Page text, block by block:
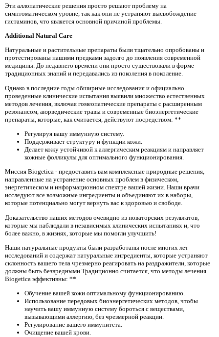
Эти аллопатические решения просто решают проблему на
симптоматическом уровне, так как они не устраняют высвобождение
гистаминов, что является основной причиной проблемы.
Additional Natural Care
Натуральные и растительные препараты были тщательно опробованы и
протестированы нашими предками задолго до появления современной
медицины. До недавнего времени они просто существовали в форме
традиционных знаний и передавались из поколения в поколение.
Однако в последние годы обширные исследования и официально
проведенные клинические испытания выявили множество естественных
методов лечения, включая гомеопатические препараты с расширенным
резонансом, аюрведические травы и современные биоэнергетические
препараты, которые, как считается, действуют посредством: **
Регулируя вашу иммунную систему.
Поддерживает структуру и функции кожи.
Делает кожу устойчивой к аллергическим реакциям и направляет
кожные фолликулы для оптимального функционирования.
Миссия Biogetica - предоставить вам комплексные природные решения,
направленные на устранение основных проблем в физическом,
энергетическом и информационном спектре вашей жизни. Наши врачи
исследуют все возможные ингредиенты и объединяют их в наборы,
которые потенциально могут вернуть вас к здоровью и свободе.
Доказательство наших методов очевидно из новаторских результатов,
которые мы наблюдали в независимых клинических испытаниях и, что
более важно, в жизнях, которые мы помогли улучшить!
Наши натуральные продукты были разработаны после многих лет
исследований и содержат натуральные ингредиенты, которые устраняют
склонность вашего тела чрезмерно реагировать на раздражители, которые
должны быть безвредными.Традиционно считается, что методы лечения
Biogetica эффективны: **
Обучение вашей кожи оптимальному функционированию.
Использование передовых биоэнергетических методов, чтобы
научить вашу иммунную систему бороться с веществами,
вызывающими аллергию, без чрезмерной реакции.
Регулирование вашего иммунитета.
Очищение вашей крови.